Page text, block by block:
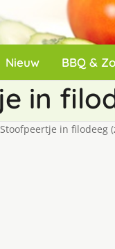
Nieuw BBQ &
in
Stoofpeertje in filodeeg